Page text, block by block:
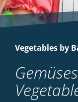
Vegetables by